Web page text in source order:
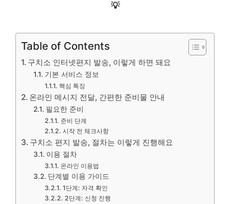
💡
Table of Contents
구치소 인터넷편지 발송, 이렇게 하면 돼요
기본 서비스 정보
핵심 특징
온라인 메시지 전달, 간편한 준비물 안내
필요한 준비
준비 단계
시작 전 체크사항
구치소 편지 발송, 절차는 이렇게 진행해요
이용 절차
온라인 이용법
단계별 이용 가이드
1단계: 자격 확인
2단계: 신청 진행